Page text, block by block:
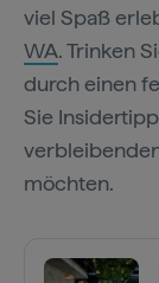
viel Spaß
WA. Trinken
durch einen
Sie
möchten.